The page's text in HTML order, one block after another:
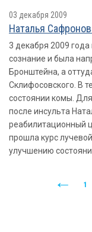
03 декабря 2009
Наталья
3 декабря 2009
сознание и была
Бронштейна, а
Склифосовского. В
состоянии комы.
после инсульта
реабилитационный
прошла курс
улучшению
1